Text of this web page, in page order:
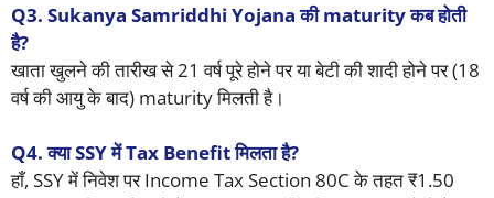
Q3. Sukanya Samriddhi Yojana की maturity कब होती
है?
खाता खुलने की तारीख से 21 वर्ष पूरे होने पर या बेटी की शादी होने पर (18
वर्ष की आयु के बाद) maturity मिलती है।
Q4. क्या SSY में Tax Benefit मिलता है?
हाँ, SSY में निवेश पर Income Tax Section 80C के तहत ₹1.50